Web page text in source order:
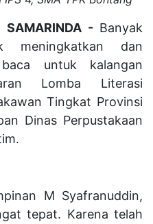
SAMARINDA - Banyak
meningkatkan dan
untuk kalangan
Lomba Literasi
Tingkat Provinsi
Dinas Perpustakaan
M Syafranuddin,
tepat. Karena telah